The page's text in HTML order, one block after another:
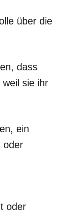
über die
dass
sie ihr
ein
oder
oder